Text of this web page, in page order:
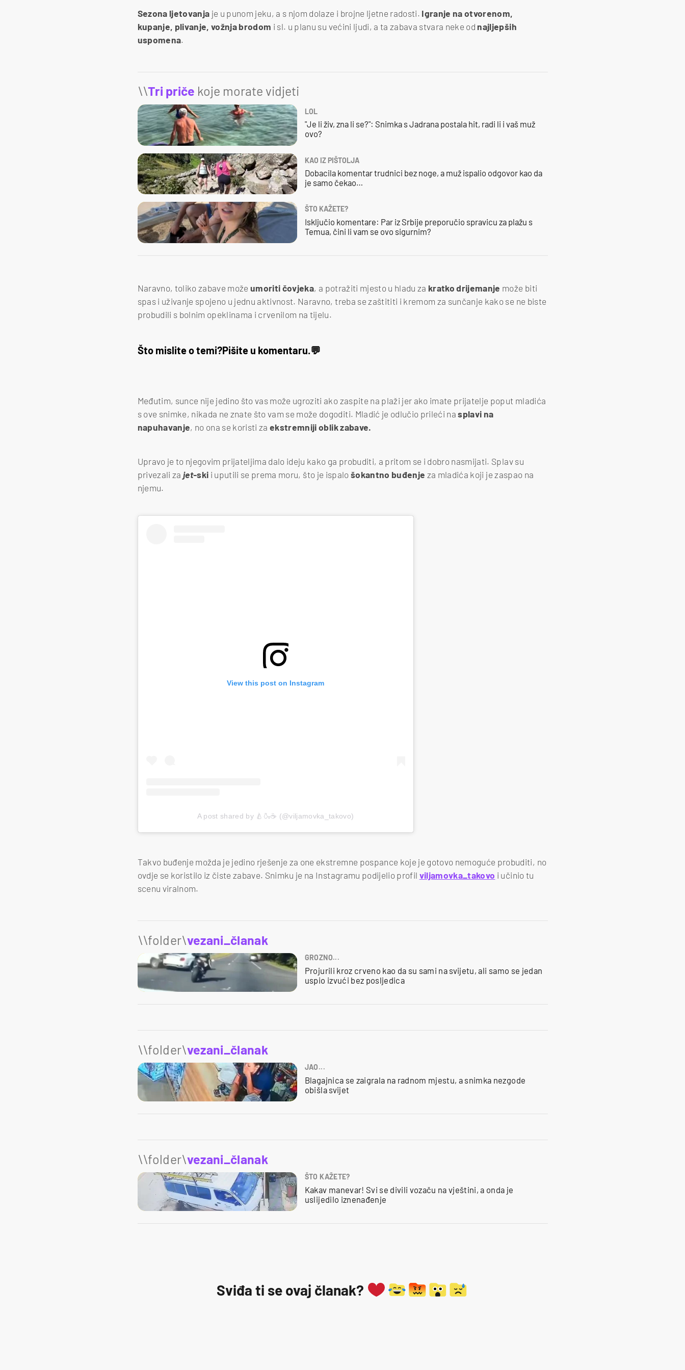
Sezona ljetovanja je u punom jeku, a s njom dolaze i brojne ljetne radosti. Igranje na otvorenom,
kupanje, plivanje, vožnja brodom i sl. u planu su većini ljudi, a ta zabava stvara neke od najljepših
uspomena.
\\Tri priče koje morate vidjeti
LOL
"Je li živ, zna li se?": Snimka s Jadrana postala hit, radi li i vaš muž
ovo?
KAO IZ PIŠTOLJA
Dobacila komentar trudnici bez noge, a muž ispalio odgovor kao da
je samo čekao…
ŠTO KAŽETE?
Isključio komentare: Par iz Srbije preporučio spravicu za plažu s
Temua, čini li vam se ovo sigurnim?
Naravno, toliko zabave možeumoriti čovjeka, a potražiti mjesto u hladu za kratko drijemanje može biti
spas i uživanje spojeno u jednu aktivnost. Naravno, treba se zaštititi i kremom za sunčanje kako se ne biste
probudili s bolnim opeklinama i crvenilom na tijelu.
Što mislite o temi?Pišite u komentaru.
Međutim, sunce nije jedino što vas može ugroziti ako zaspite na plaži jer ako imate prijatelje poput mladića
s ove snimke, nikada ne znate što vam se može dogoditi. Mladić je odlučio prileći nasplavi na
napuhavanje, no ona se koristi zaekstremniji oblik zabave.
Upravo je to njegovim prijateljima dalo ideju kako ga probuditi, a pritom se i dobro nasmijati. Splav su
privezali za jet-ski i uputili se prema moru, što je ispalo šokantno buđenje za mladića koji je zaspao na
njemu.
View this post on Instagram
A post shared by 🍐🍶☕ (@viljamovka_takovo)
Takvo buđenje možda je jedino rješenje za one ekstremne pospance koje je gotovo nemoguće probuditi, no
ovdje se koristilo iz čiste zabave. Snimku je na Instagramu podijelio profil viljamovka_takovo i učinio tu
scenu viralnom.
\\folder\vezani_članak
GROZNO...
Projurili kroz crveno kao da su sami na svijetu, ali samo se jedan
uspio izvući bez posljedica
\\folder\vezani_članak
JAO...
Blagajnica se zaigrala na radnom mjestu, a snimka nezgode
obišla svijet
\\folder\vezani_članak
ŠTO KAŽETE?
Kakav manevar! Svi se divili vozaču na vještini, a onda je
uslijedilo iznenađenje
Sviđa ti se ovaj članak?